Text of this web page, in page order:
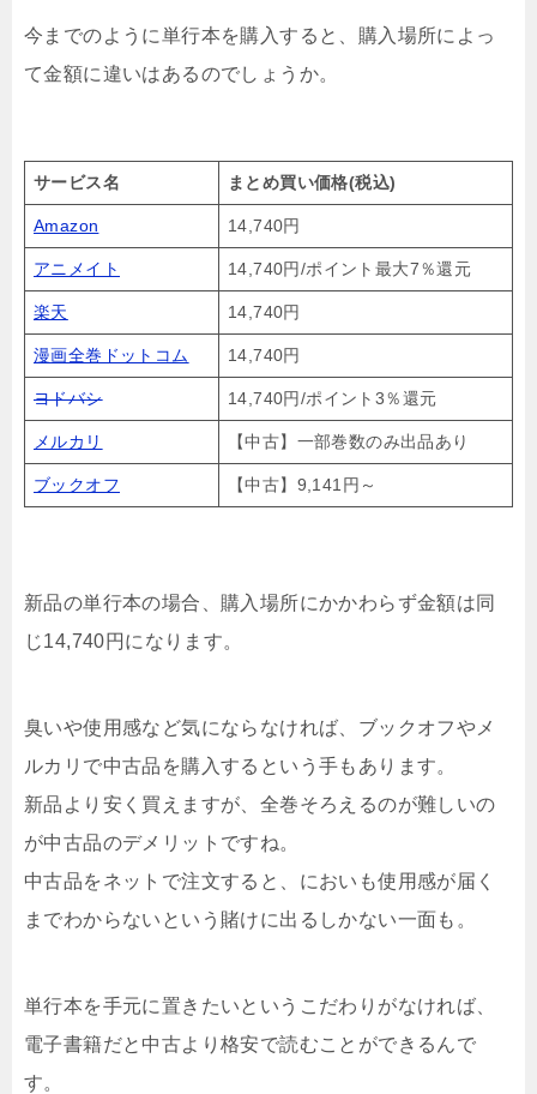
今までのように単行本を購入すると、購入場所によっ
て金額に違いはあるのでしょうか。
サービス名 まとめ買い価格(税込)
Amazon 14,740円
アニメイト 14,740円/ポイント最大7％還元
楽天 14,740円
漫画全巻ドットコム 14,740円
ヨドバシ 14,740円/ポイント3％還元
メルカリ 【中古】一部巻数のみ出品あり
ブックオフ 【中古】9,141円～
新品の単行本の場合、購入場所にかかわらず金額は同
じ14,740円になります。
臭いや使用感など気にならなければ、ブックオフやメ
ルカリで中古品を購入するという手もあります。
新品より安く買えますが、全巻そろえるのが難しいの
が中古品のデメリットですね。
中古品をネットで注文すると、においも使用感が届く
までわからないという賭けに出るしかない一面も。
単行本を手元に置きたいというこだわりがなければ、
電子書籍だと中古より格安で読むことができるんで
す。